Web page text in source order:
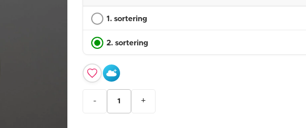
1. sortering
2. sortering
- +